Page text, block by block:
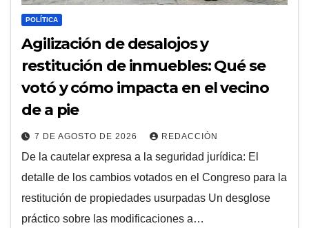
POLÍTICA
Agilización de desalojos y
restitución de inmuebles: Qué se
votó y cómo impacta en el vecino
de a pie
7 DE AGOSTO DE 2026 REDACCIÓN
De la cautelar expresa a la seguridad jurídica: El
detalle de los cambios votados en el Congreso para la
restitución de propiedades usurpadas Un desglose
práctico sobre las modificaciones a…